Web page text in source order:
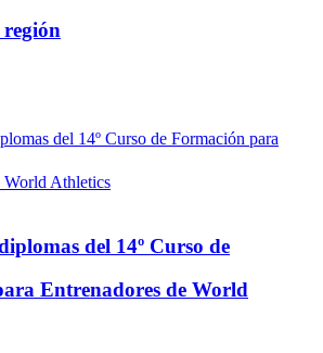
región
del 14º Curso de
Entrenadores de World